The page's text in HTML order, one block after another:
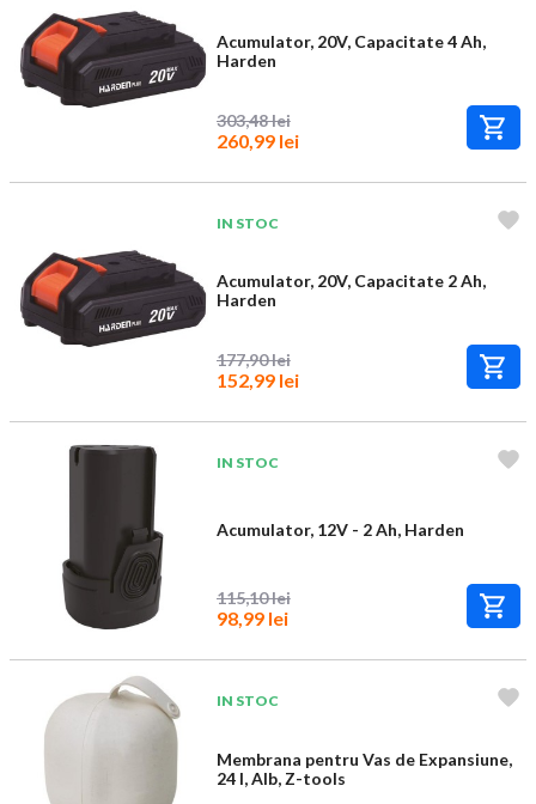
Acumulator, 20V, Capacitate 4 Ah,
Harden
303,48 lei
260,99 lei
IN STOC
Acumulator, 20V, Capacitate 2 Ah,
Harden
177,90 lei
152,99 lei
IN STOC
Acumulator, 12V - 2 Ah, Harden
115,10 lei
98,99 lei
IN STOC
Membrana pentru Vas de Expansiune,
24 l, Alb, Z-tools